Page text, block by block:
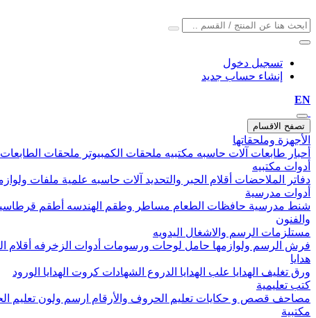
تسجيل دخول
إنشاء حساب جديد
EN
تصفح الاقسام
الأجهزة وملحقاتها
أحبار طابعات آلات حاسبه مكتبيه ملحقات الكمبيوتر ملحقات الطابعات
أدوات مكتبيه
دفاتر الملاحضات أقلام الحبر والتحديد آلات حاسبه علمية ملفات
أدوات مدرسية
شنط مدرسية حافظات الطعام مساطر وطقم الهندسه أطقم
والفنون
مستلزمات الرسم والاشغال اليدويه
فرش الرسم ولوازمها حامل لوحات ورسومات أدوات الزخرفه أقلام
هدايا
ورق تغليف الهدايا علب الهدايا الدروع الشهادات كروت الهدايا الورود
كتب تعليمية
مصاحف قصص و حكايات تعليم الحروف والأرقام ارسم ولون تعليم
مكتبية